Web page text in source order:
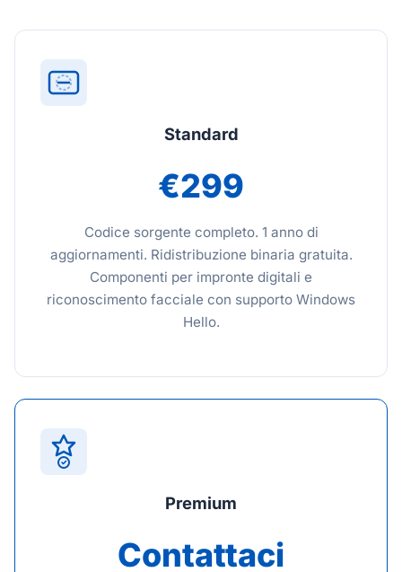
Standard
€299
Codice sorgente completo. 1 anno di
aggiornamenti. Ridistribuzione binaria gratuita.
Componenti per impronte digitali e
riconoscimento facciale con supporto Windows
Hello.
Premium
Contattaci